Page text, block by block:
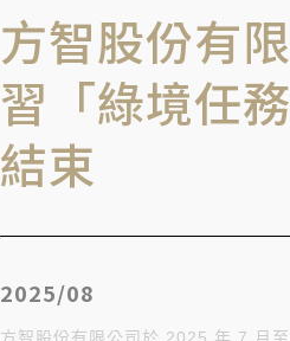
方智股份有
習「綠境任
結束
2025/08